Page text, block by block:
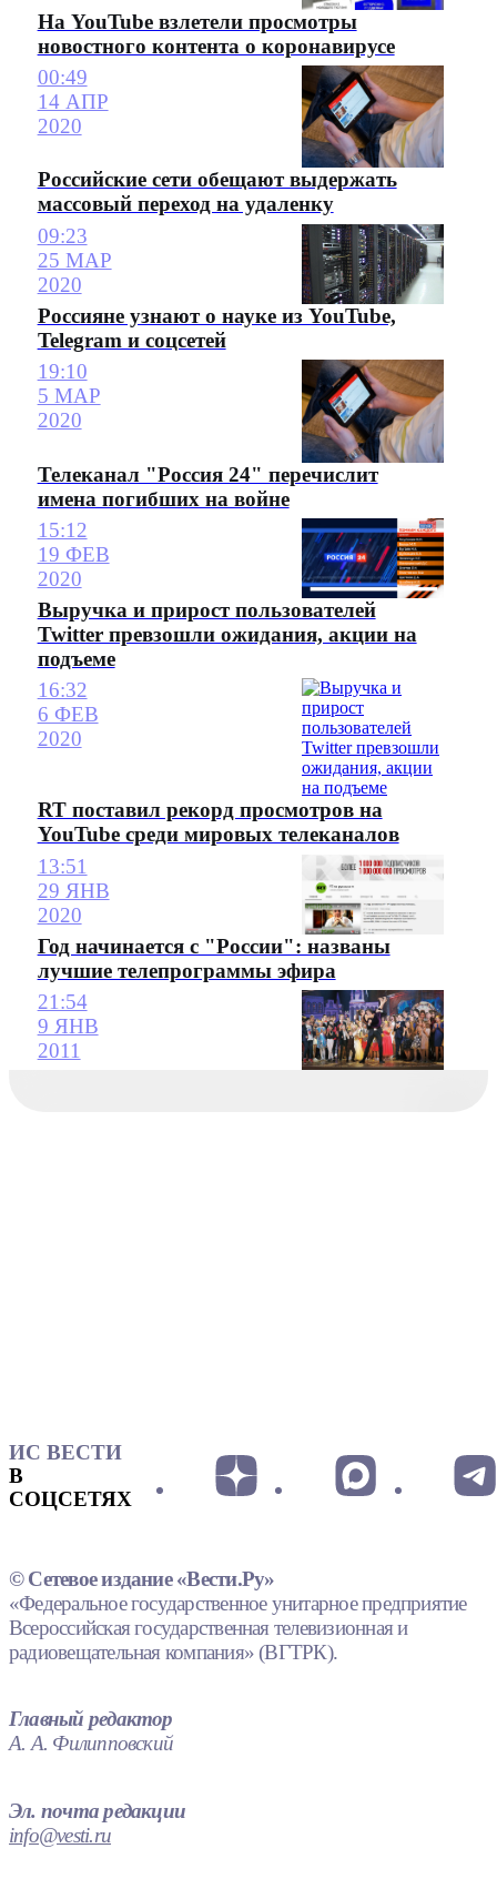
На YouTube взлетели просмотры
новостного контента о коронавирусе
00:49
14 АПР
2020
Российские сети обещают выдержать
массовый переход на удаленку
09:23
25 МАР
2020
Россияне узнают о науке из YouTube,
Telegram и соцсетей
19:10
5 МАР
2020
Телеканал "Россия 24" перечислит
имена погибших на войне
15:12
19 ФЕВ
2020
Выручка и прирост пользователей
Twitter превзошли ожидания, акции на
подъеме
16:32
6 ФЕВ
2020
RT поставил рекорд просмотров на
YouTube среди мировых телеканалов
13:51
29 ЯНВ
2020
Год начинается с "России": названы
лучшие телепрограммы эфира
21:54
9 ЯНВ
2011
ИС ВЕСТИ
В
СОЦСЕТЯХ
© Сетевое издание «Вести.Ру»
«Федеральное государственное унитарное предприятие
Всероссийская государственная телевизионная и
радиовещательная компания» (ВГТРК).
Главный редактор
А. А. Филипповский
Эл. почта редакции
info@vesti.ru